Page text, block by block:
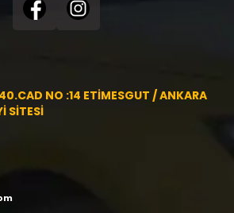
NO :14 ETİMESGUT / ANKARA
SİTESİ